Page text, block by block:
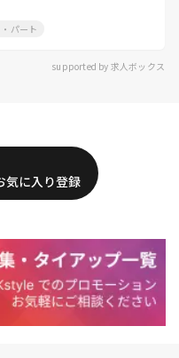
パート
supported by 求人ボックス
気に入り登録